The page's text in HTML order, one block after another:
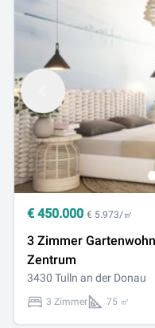
€ 450.000 € 5.973/㎡
3 Zimmer
Zentrum
3430 Tulln an der Donau
3 Zimmer 75 ㎡